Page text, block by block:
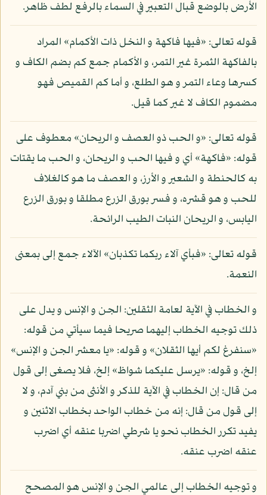
الأرض بالوضع قبال التعبير في السماء بالرفع لطف ظاهر.
قوله تعالى: «فيها فاكهة و النخل ذات الأكمام» المراد
بالفاكهة الثمرة غير التمر، و الأكمام جمع كم بضم الكاف و
كسرها وعاء التمر و هو الطلع، و أما كم القميص فهو
مضموم الكاف لا غير كما قيل.
قوله تعالى: «و الحب ذو العصف و الريحان» معطوف على
قوله: «فاكهة» أي و فيها الحب و الريحان، و الحب ما يقتات
به كالحنطة و الشعير و الأرز، و العصف ما هو كالغلاف
للحب و هو قشره، و فسر بورق الزرع مطلقا و بورق الزرع
اليابس، و الريحان النبات الطيب الرائحة.
قوله تعالى: «فبأي آلاء ربكما تكذبان» الآلاء جمع إلى بمعنى
النعمة.
و الخطاب في الآية لعامة الثقلين: الجن و الإنس و يدل على
ذلك توجيه الخطاب إليهما صريحا فيما سيأتي من قوله:
«سنفرغ لكم أيها الثقلان» و قوله: «يا معشر الجن و الإنس»
إلخ، و قوله: «يرسل عليكما شواظ» إلخ، فلا يصغى إلى قول
من قال: إن الخطاب في الآية للذكر و الأنثى من بني آدم، و لا
إلى قول من قال: إنه من خطاب الواحد بخطاب الاثنين و
يفيد تكرر الخطاب نحو يا شرطي اضربا عنقه أي اضرب
عنقه اضرب عنقه.
و توجيه الخطاب إلى عالمي الجن و الإنس هو المصحح